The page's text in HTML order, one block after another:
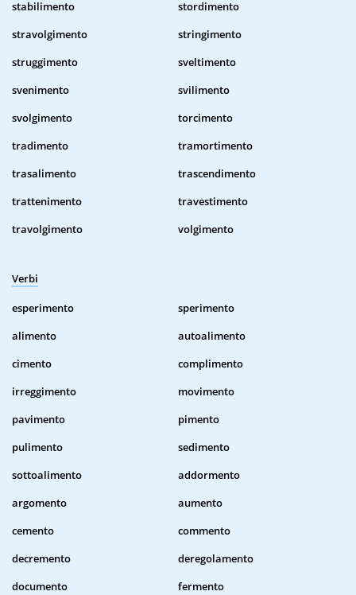
stabilimento
stordimento
stravolgimento
stringimento
struggimento
sveltimento
svenimento
svilimento
svolgimento
torcimento
tradimento
tramortimento
trasalimento
trascendimento
trattenimento
travestimento
travolgimento
volgimento
Verbi
esperimento
sperimento
alimento
autoalimento
cimento
complimento
irreggimento
movimento
pavimento
pimento
pulimento
sedimento
sottoalimento
addormento
argomento
aumento
cemento
commento
decremento
deregolamento
documento
fermento